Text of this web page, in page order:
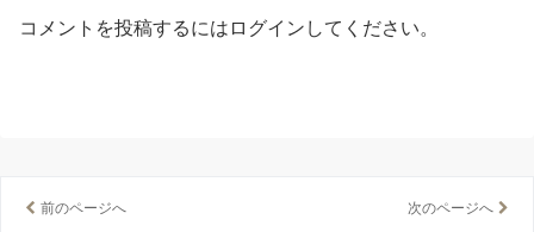
コメントを投稿するには ログイン してください。
前のページへ 次のページへ